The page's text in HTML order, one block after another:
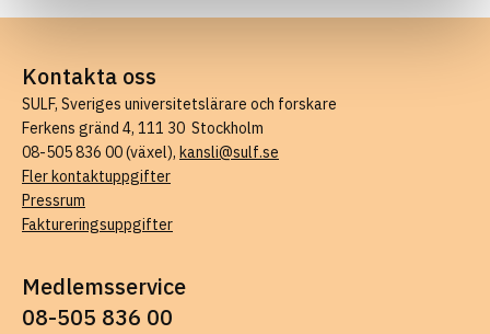
Kontakta oss
SULF, Sveriges universitetslärare och forskare
Ferkens gränd 4, 111 30 Stockholm
08-505 836 00 (växel), kansli@sulf.se
Fler kontaktuppgifter
Pressrum
Faktureringsuppgifter
Medlemsservice
08-505 836 00